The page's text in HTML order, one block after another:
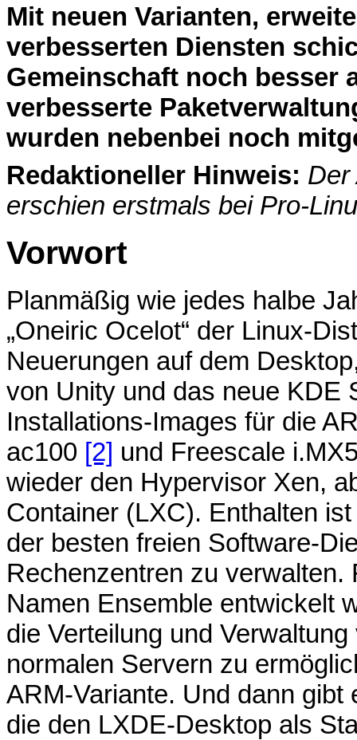
Mit neuen Varianten,
verbesserten Diensten
Gemeinschaft noch besser
verbesserte
wurden nebenbei noch
Redaktioneller Hinweis: Der
erschien erstmals bei Pro-
Vorwort
Planmäßig wie jedes halbe
„Oneiric Ocelot“ der Linux-
Neuerungen auf dem
von Unity und das neue KDE
Installations-Images für die
ac100 [2] und Freescale
wieder den Hypervisor Xen,
Container (LXC). Enthalten
der besten freien Software-
Rechenzentren zu
Namen Ensemble entwickelt
die Verteilung und
normalen Servern zu
ARM-Variante. Und dann gibt
die den LXDE-Desktop als